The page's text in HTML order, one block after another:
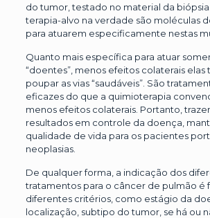
do tumor, testado no material da
terapia-alvo na verdade são moléculas
para atuarem especificamente nestas
Quanto mais específica para atuar
“doentes”, menos efeitos colaterais elas
poupar as vias “saudáveis”. São
eficazes do que a quimioterapia
menos efeitos colaterais. Portanto,
resultados em controle da doença,
qualidade de vida para os pacientes
neoplasias.
De qualquer forma, a indicação dos
tratamentos para o câncer de pulmão é
diferentes critérios, como estágio da
localização, subtipo do tumor, se há ou